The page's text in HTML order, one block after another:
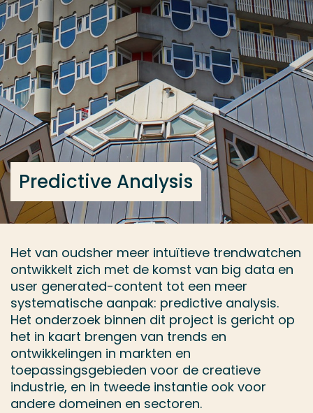
Ga direct naar de content
... > Predictive Analysis
Predictive Analysis
Het van oudsher meer intuïtieve trendwatchen
ontwikkelt zich met de komst van big data en
user generated-content tot een meer
systematische aanpak: predictive analysis.
Het onderzoek binnen dit project is gericht op
het in kaart brengen van trends en
ontwikkelingen in markten en
toepassingsgebieden voor de creatieve
industrie, en in tweede instantie ook voor
andere domeinen en sectoren.
Veel gezocht
Opleiding
Contact